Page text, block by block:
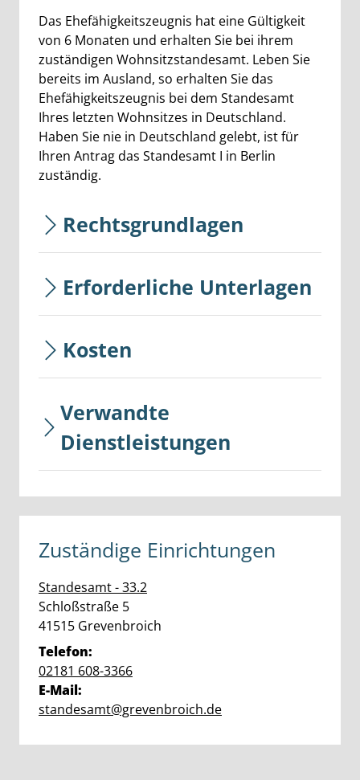
Das Ehefähigkeitszeugnis hat eine Gültigkeit
von 6 Monaten und erhalten Sie bei ihrem
zuständigen Wohnsitzstandesamt. Leben Sie
bereits im Ausland, so erhalten Sie das
Ehefähigkeitszeugnis bei dem Standesamt
Ihres letzten Wohnsitzes in Deutschland.
Haben Sie nie in Deutschland gelebt, ist für
Ihren Antrag das Standesamt I in Berlin
zuständig.
Rechtsgrundlagen
Erforderliche Unterlagen
Kosten
Verwandte
Dienstleistungen
Zuständige Einrichtungen
Standesamt - 33.2
Straße:
Schloßstraße Hausnummer:
5
PLZ:
41515 Ort:
Grevenbroich
Telefon:
02181 608-3366
E-Mail:
standesamt@grevenbroich.de